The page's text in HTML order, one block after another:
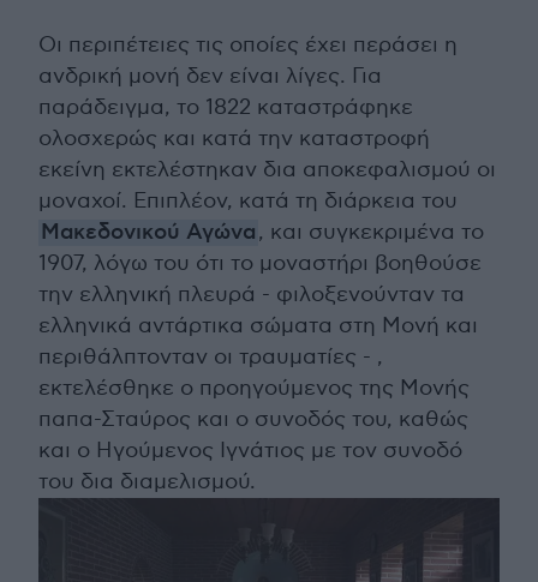
Οι περιπέτειες τις οποίες έχει περάσει η
ανδρική μονή δεν είναι λίγες. Για
παράδειγμα, το 1822 καταστράφηκε
ολοσχερώς και κατά την καταστροφή
εκείνη εκτελέστηκαν δια αποκεφαλισμού οι
μοναχοί. Επιπλέον, κατά τη διάρκεια του
Μακεδονικού Αγώνα, και συγκεκριμένα το
1907, λόγω του ότι το μοναστήρι βοηθούσε
την ελληνική πλευρά - φιλοξενούνταν τα
ελληνικά αντάρτικα σώματα στη Μονή και
περιθάλπτονταν οι τραυματίες - ,
εκτελέσθηκε ο προηγούμενος της Μονής
παπα-Σταύρος και ο συνοδός του, καθώς
και ο Ηγούμενος Ιγνάτιος με τον συνοδό
του δια διαμελισμού.